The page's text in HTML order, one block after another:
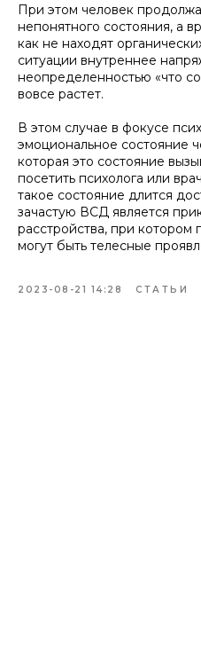
При этом человек
непонятного состояния, а
как не находят
ситуации внутреннее
неопределенностью «что
вовсе растет.
В этом случае в фокусе
эмоциональное состояние
которая это состояние
посетить психолога или
такое состояние длится
зачастую ВСД является
расстройства, при
могут быть телесные
2023-08-21 14:28 СТАТЬИ